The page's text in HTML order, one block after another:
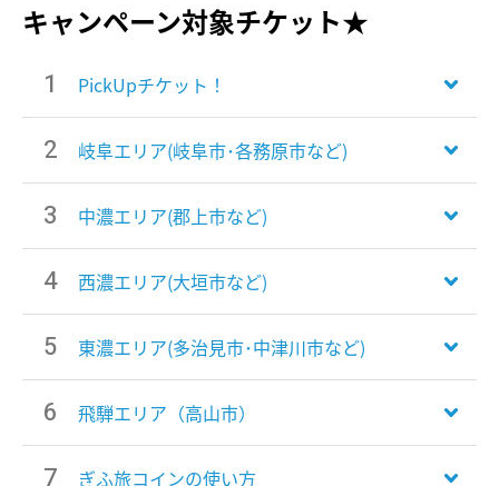
キャンペーン対象チケット★
PickUpチケット！
岐阜エリア(岐阜市･各務原市など)
中濃エリア(郡上市など)
西濃エリア(大垣市など)
東濃エリア(多治見市･中津川市など)
飛騨エリア（高山市）
ぎふ旅コインの使い方